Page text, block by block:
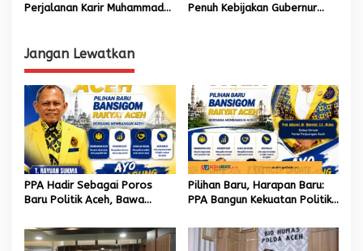
Perjalanan Karir Muhammad
Penuh Kebijakan Gubernur
Jangan Lewatkan
PPA Hadir Sebagai Poros
Baru Politik Aceh, Bawa
Internasional untuk Kemajuan
Daerah
Pilihan Baru, Harapan Baru:
PPA Bangun Kekuatan Politik